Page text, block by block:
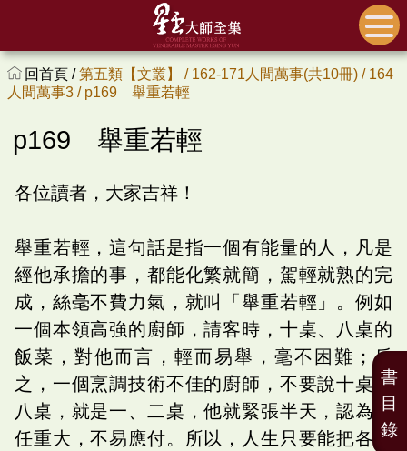
回首頁 /第五類【文叢】 / 162-171人間萬事(共10冊) / 164
人間萬事3 / p169 舉重若輕
p169 舉重若輕
各位讀者，大家吉祥！
舉重若輕，這句話是指一個有能量的人，凡是
經他承擔的事，都能化繁就簡，駕輕就熟的完
成，絲毫不費力氣，就叫「舉重若輕」。例如
一個本領高強的廚師，請客時，十桌、八桌的
飯菜，對他而言，輕而易舉，毫不困難；反
之，一個烹調技術不佳的廚師，不要說十桌、
八桌，就是一、二桌，他就緊張半天，認為責
任重大，不易應付。所以，人生只要能把各種
書
目
錄